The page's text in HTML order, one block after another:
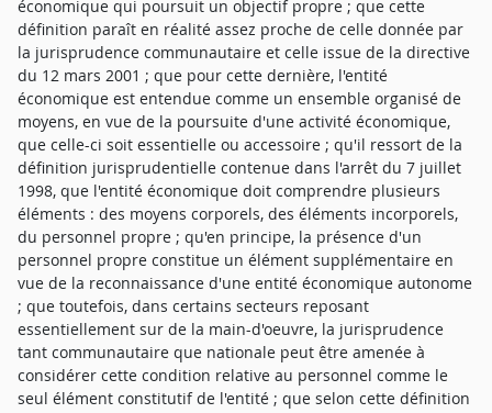
économique qui poursuit un objectif propre ; que cette
définition paraît en réalité assez proche de celle donnée par
la jurisprudence communautaire et celle issue de la directive
du 12 mars 2001 ; que pour cette dernière, l'entité
économique est entendue comme un ensemble organisé de
moyens, en vue de la poursuite d'une activité économique,
que celle-ci soit essentielle ou accessoire ; qu'il ressort de la
définition jurisprudentielle contenue dans l'arrêt du 7 juillet
1998, que l'entité économique doit comprendre plusieurs
éléments : des moyens corporels, des éléments incorporels,
du personnel propre ; qu'en principe, la présence d'un
personnel propre constitue un élément supplémentaire en
vue de la reconnaissance d'une entité économique autonome
; que toutefois, dans certains secteurs reposant
essentiellement sur de la main-d'oeuvre, la jurisprudence
tant communautaire que nationale peut être amenée à
considérer cette condition relative au personnel comme le
seul élément constitutif de l'entité ; que selon cette définition